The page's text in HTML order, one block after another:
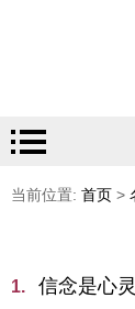
当前位置: 首页 >
1.
信念是心